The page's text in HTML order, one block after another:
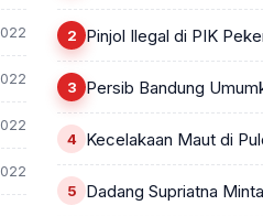
Pinjol Ilegal di PIK
Persib Bandung
Kecelakaan Maut di
Dadang Supriatna